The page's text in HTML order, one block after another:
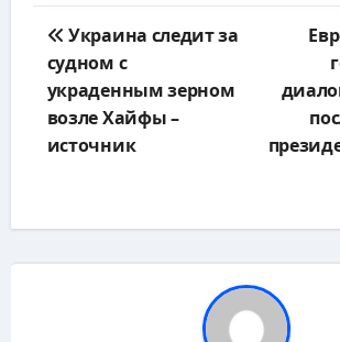
по
записям
Украина следит за
судном с
украденным зерном
возле Хайфы –
источник